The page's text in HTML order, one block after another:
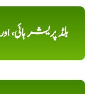
بلڈ پریشر ہائی،